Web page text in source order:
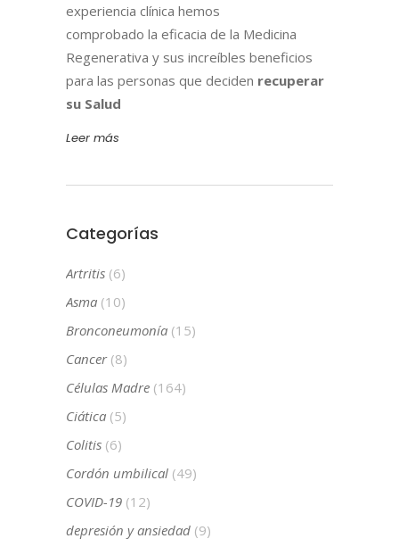
experiencia clínica hemos
comprobado la eficacia de la Medicina
Regenerativa y sus increíbles beneficios
para las personas que deciden recuperar
su Salud
Leer más
Categorías
Artritis (6)
Asma (10)
Bronconeumonía (15)
Cancer(8)
Células Madre (164)
Ciática (5)
Colitis (6)
Cordón umbilical (49)
COVID-19 (12)
depresión y ansiedad (9)